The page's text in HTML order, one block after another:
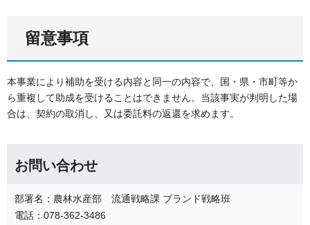
留意事項
本事業により補助を受ける内容と同一の内容で、国・県・市町等か
ら重複して助成を受けることはできません。当該事実が判明した場
合は、契約の取消し、又は委託料の返還を求めます。
お問い合わせ
部署名：農林水産部 流通戦略課 ブランド戦略班
電話：078-362-3486